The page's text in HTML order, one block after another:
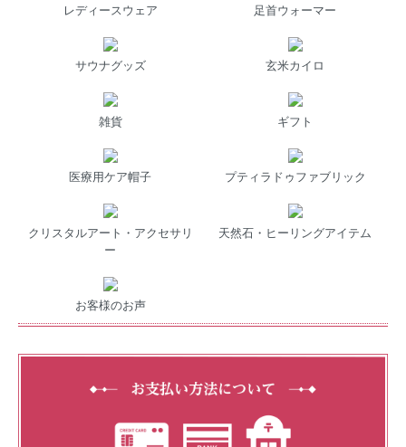
レディースウェア 足首ウォーマー
サウナグッズ 玄米カイロ
雑貨 ギフト
医療用ケア帽子 プティラドゥファブリック
クリスタルアート・アクセサリ
ー
天然石・ヒーリングアイテム
お客様のお声